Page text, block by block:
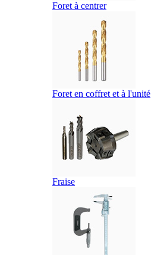
Foret à centrer
Foret en coffret et à l'unité
Fraise